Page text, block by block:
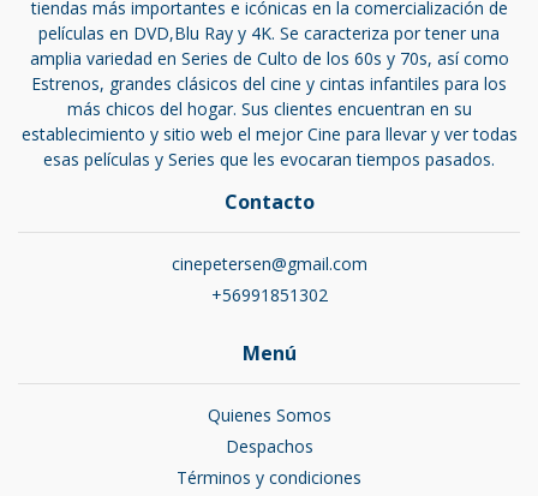
tiendas más importantes e icónicas en la comercialización de
películas en DVD,Blu Ray y 4K. Se caracteriza por tener una
amplia variedad en Series de Culto de los 60s y 70s, así como
Estrenos, grandes clásicos del cine y cintas infantiles para los
más chicos del hogar. Sus clientes encuentran en su
establecimiento y sitio web el mejor Cine para llevar y ver todas
esas películas y Series que les evocaran tiempos pasados.
Contacto
cinepetersen@gmail.com
+56991851302
Menú
Quienes Somos
Despachos
Términos y condiciones